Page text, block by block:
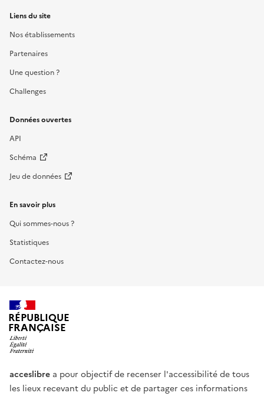
Liens du site
Nos établissements
Partenaires
Une question ?
Challenges
Données ouvertes
API
Schéma
Jeu de données
En savoir plus
Qui sommes-nous ?
Statistiques
Contactez-nous
RÉPUBLIQUE
FRANÇAISE
acceslibre a pour objectif de recenser l'accessibilité de tous
les lieux recevant du public et de partager ces informations